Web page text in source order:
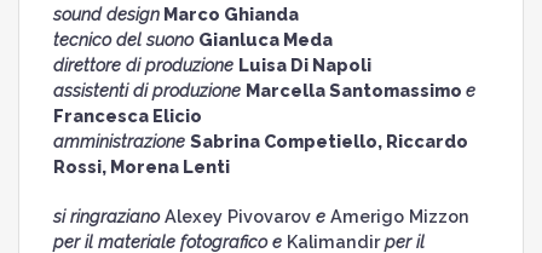
sound designMarco Ghianda
tecnico del suono Gianluca Meda
direttore di produzione Luisa Di Napoli
assistenti di produzione Marcella Santomassimo e
Francesca Elicio
amministrazione Sabrina Competiello, Riccardo
Rossi, Morena Lenti
si ringrazianoAlexey Pivovarov eAmerigo Mizzon
per il materiale fotograficoeKalimandirper il